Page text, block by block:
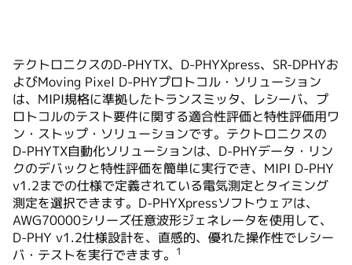
テクトロニクスのD-PHYTX、D-PHYXpress、SR-DPHYお
よびMoving Pixel D-PHYプロトコル・ソリューション
は、MIPI規格に準拠したトランスミッタ、レシーバ、プ
ロトコルのテスト要件に関する適合性評価と特性評価用ワ
ン・ストップ・ソリューションです。テクトロニクスの
D-PHYTX自動化ソリューションは、D-PHYデータ・リン
クのデバックと特性評価を簡単に実行でき、MIPI D-PHY
v1.2までの仕様で定義されている電気測定とタイミング
測定を選択できます。D-PHYXpressソフトウェアは、
AWG70000シリーズ任意波形ジェネレータを使用して、
D-PHY v1.2仕様設計を、直感的、優れた操作性でレシー
バ・テストを実行できます。
1